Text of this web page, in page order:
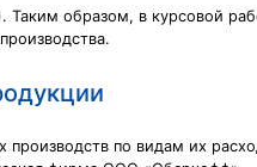
Таким образом, в курсовой
производств по видам их